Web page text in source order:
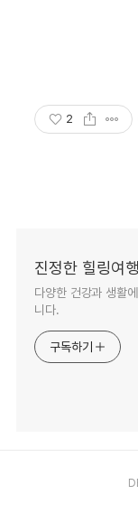
2
진정한 힐링여
다양한 건강과 생활
니다.
구독하기